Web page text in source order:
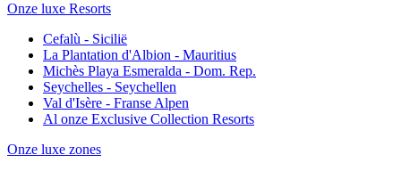
Onze luxe Resorts
Cefalù - Sicilië
La Plantation d'Albion - Mauritius
Michès Playa Esmeralda - Dom. Rep.
Seychelles - Seychellen
Val d'Isère - Franse Alpen
Al onze Exclusive Collection Resorts
Onze luxe zones